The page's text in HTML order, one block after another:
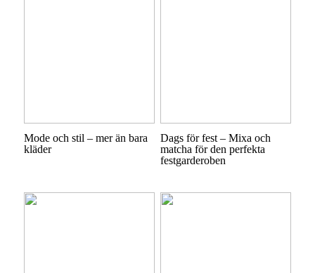
Mode och stil – mer än bara
kläder
Dags för fest – Mixa och
matcha för den perfekta
festgarderoben